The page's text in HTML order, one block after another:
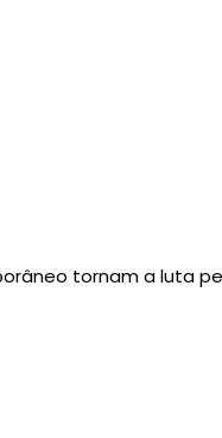
tornam a luta